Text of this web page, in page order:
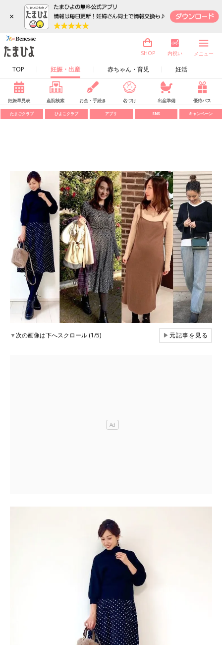
×
TOP 妊娠・出産 赤ちゃん・育児 妊活
SHOP 内祝い メニュー
妊娠早見表 産院検索 お金・手続き 名づけ 出産準備 優待パス
たまごクラブ ひよこクラブ アプリ SNS キャンペーン
▼次の画像は下へスクロール (1/5) ▶元記事を見る